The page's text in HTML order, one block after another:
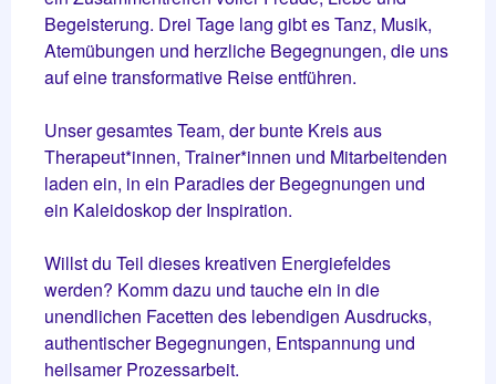
Begeisterung. Drei Tage lang gibt es Tanz, Musik,
Atemübungen und herzliche Begegnungen, die uns
auf eine transformative Reise entführen.
Unser gesamtes Team, der bunte Kreis aus
Therapeut*innen, Trainer*innen und Mitarbeitenden
laden ein, in ein Paradies der Begegnungen und
ein Kaleidoskop der Inspiration.
Willst du Teil dieses kreativen Energiefeldes
werden? Komm dazu und tauche ein in die
unendlichen Facetten des lebendigen Ausdrucks,
authentischer Begegnungen, Entspannung und
heilsamer Prozessarbeit.